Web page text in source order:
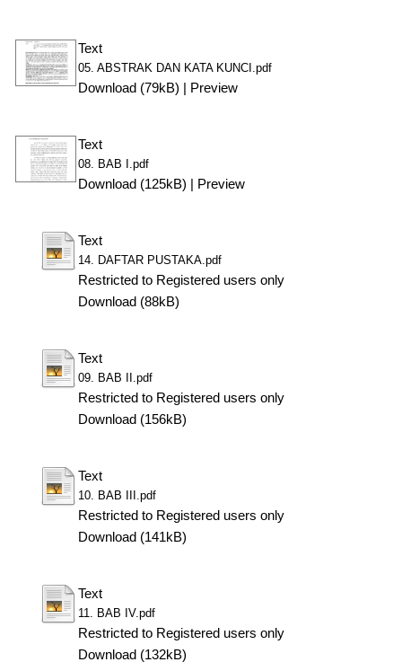
Text
05. ABSTRAK DAN KATA KUNCI.pdf
Download (79kB) Preview
Text
08. BAB I.pdf
Download (125kB) Preview
Text
14. DAFTAR PUSTAKA.pdf
Restricted to Registered users only
Download (88kB)
Text
09. BAB II.pdf
Restricted to Registered users only
Download (156kB)
Text
10. BAB III.pdf
Restricted to Registered users only
Download (141kB)
Text
11. BAB IV.pdf
Restricted to Registered users only
Download (132kB)